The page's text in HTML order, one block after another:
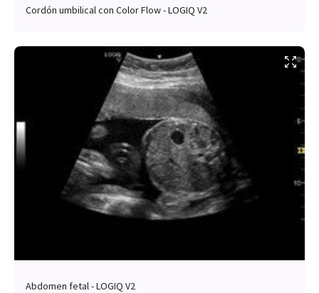
Cordón umbilical con Color Flow - LOGIQ V2
Abdomen fetal - LOGIQ V2